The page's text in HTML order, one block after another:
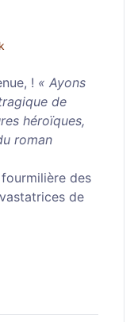
! « Ayons
de
héroïques,
roman
des
de